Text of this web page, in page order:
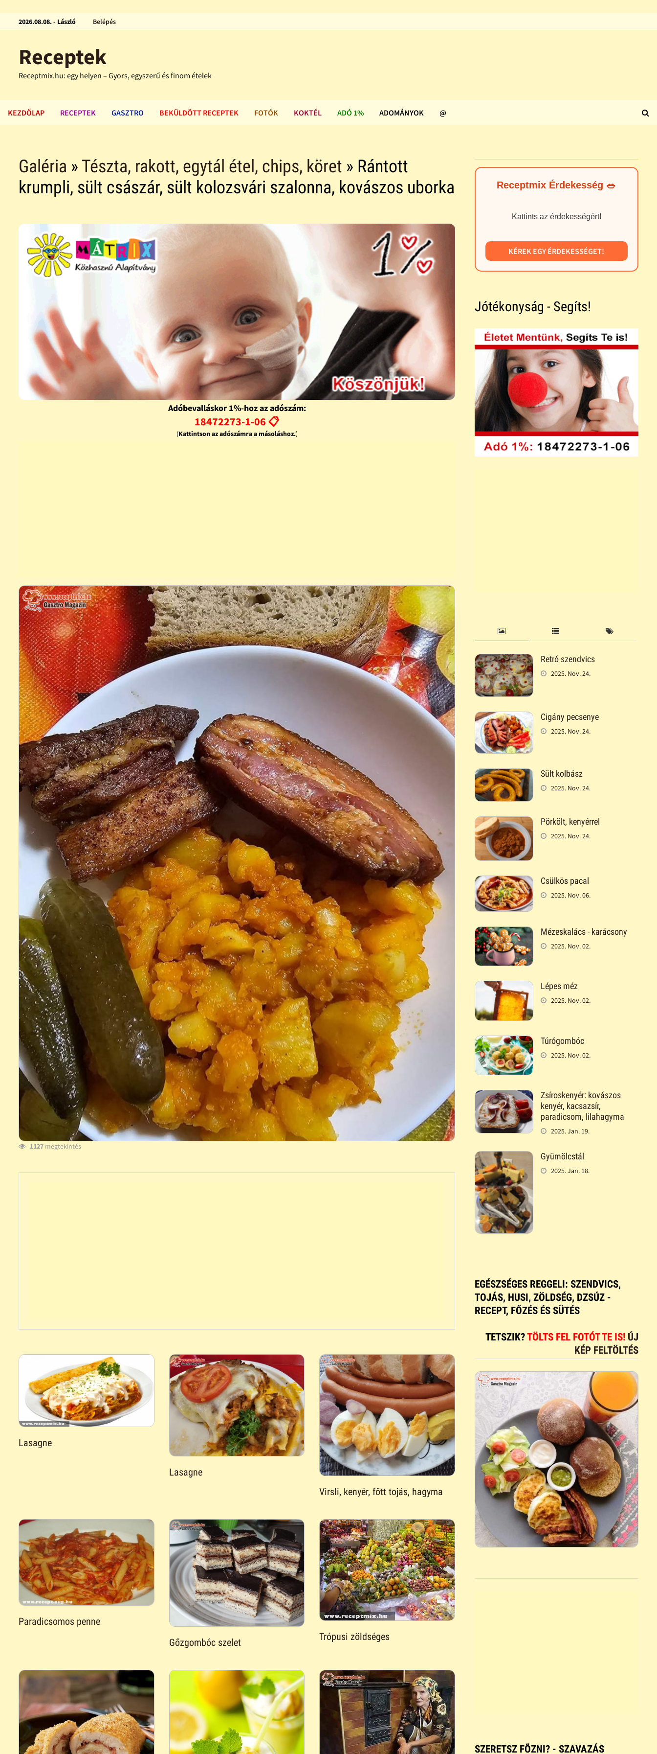
2026.08.08. - László Belépés
Receptek
Receptmix.hu: egy helyen – Gyors, egyszerű és finom ételek
KEZDŐLAP RECEPTEK GASZTRO BEKÜLDÖTT RECEPTEK FOTÓK KOKTÉL ADÓ 1% ADOMÁNYOK @
Galéria » Tészta, rakott, egytál étel, chips, köret » Rántott
krumpli, sült császár, sült kolozsvári szalonna, kovászos uborka
Adóbevalláskor 1%-hoz az adószám:
18472273-1-06 📋
(Kattintson az adószámra a másoláshoz.)
1127 megtekintés
Lasagne
Lasagne
Virsli, kenyér, főtt tojás, hagyma
Paradicsomos penne
Gőzgombóc szelet
Trópusi zöldséges
Receptmix Érdekesség 🥗
Kattints az érdekességért!
KÉREK EGY ÉRDEKESSÉGET!
Jótékonyság - Segíts!
Retró szendvics
2025. Nov. 24.
Cigány pecsenye
2025. Nov. 24.
Sült kolbász
2025. Nov. 24.
Pörkölt, kenyérrel
2025. Nov. 24.
Csülkös pacal
2025. Nov. 06.
Mézeskalács - karácsony
2025. Nov. 02.
Lépes méz
2025. Nov. 02.
Túrógombóc
2025. Nov. 02.
Zsíroskenyér: kovászos
kenyér, kacsazsír,
paradicsom, lilahagyma
2025. Jan. 19.
Gyümölcstál
2025. Jan. 18.
EGÉSZSÉGES REGGELI: SZENDVICS,
TOJÁS, HUSI, ZÖLDSÉG, DZSÚZ -
RECEPT, FŐZÉS ÉS SÜTÉS
TETSZIK?TÖLTS FEL FOTÓT TE IS! ÚJ
KÉP FELTÖLTÉS
SZERETSZ FÕZNI? - SZAVAZÁS